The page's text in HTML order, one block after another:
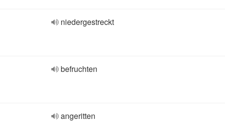
niedergestreckt
befruchten
angeritten